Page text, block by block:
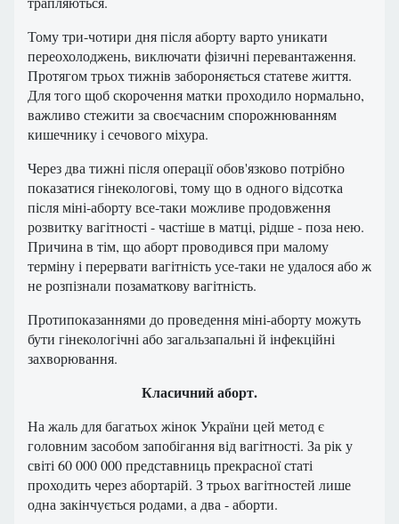
Тому три-чотири дня після аборту варто уникати
переохолоджень, виключати фізичні перевантаження.
Протягом трьох тижнів забороняється статеве життя.
Для того щоб скорочення матки проходило нормально,
важливо стежити за своєчасним спорожнюванням
кишечнику і сечового міхура.
Через два тижні після операції обов'язково потрібно
показатися гінекологові, тому що в одного відсотка
після міні-аборту все-таки можливе продовження
розвитку вагітності - частіше в матці, рідше - поза нею.
Причина в тім, що аборт проводився при малому
терміну і перервати вагітність усе-таки не удалося або ж
не розпізнали позаматкову вагітність.
Протипоказаннями до проведення міні-аборту можуть
бути гінекологічні або загальзапальні й інфекційні
захворювання.
Класичний аборт.
На жаль для багатьох жінок України цей метод є
головним засобом запобігання від вагітності. За рік у
світі 60 000 000 представниць прекрасної статі
проходить через абортарій. З трьох вагітностей лише
одна закінчується родами, а два - аборти.